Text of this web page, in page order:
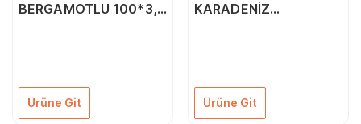
BERGAMOTLU 100*3,2
Ürüne Git
KARADENİZ
Ürüne Git